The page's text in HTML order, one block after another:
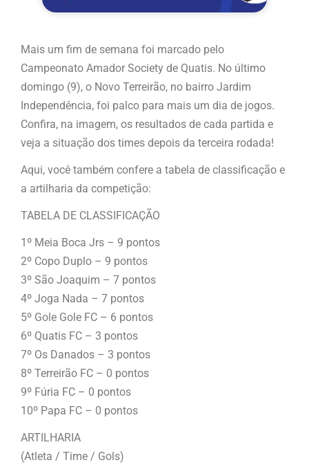
Mais um fim de semana foi marcado pelo
Campeonato Amador Society de Quatis. No último
domingo (9), o Novo Terreirão, no bairro Jardim
Independência, foi palco para mais um dia de jogos.
Confira, na imagem, os resultados de cada partida e
veja a situação dos times depois da terceira rodada!
Aqui, você também confere a tabela de classificação e
a artilharia da competição:
TABELA DE CLASSIFICAÇÃO
1º Meia Boca Jrs – 9 pontos
2º Copo Duplo – 9 pontos
3º São Joaquim – 7 pontos
4º Joga Nada – 7 pontos
5º Gole Gole FC – 6 pontos
6º Quatis FC – 3 pontos
7º Os Danados – 3 pontos
8º Terreirão FC – 0 pontos
9º Fúria FC – 0 pontos
10º Papa FC – 0 pontos
ARTILHARIA
(Atleta / Time / Gols)